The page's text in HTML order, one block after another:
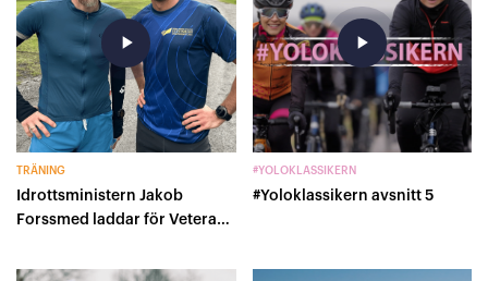
play_arrow
TRÄNING
Idrottsministern Jakob
Forssmed laddar för Veteran-
play_arrow
#YOLOKLASSIKERN
#Yoloklassikern avsnitt 5